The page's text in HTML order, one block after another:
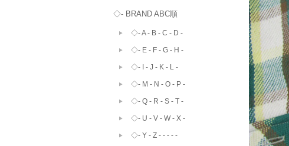
◇- BRAND ABC順
◇- A - B - C - D -
◇- E - F - G - H -
◇- I - J - K - L -
◇- M - N - O - P -
◇- Q - R - S - T -
◇- U - V - W - X -
◇- Y - Z - - - - -